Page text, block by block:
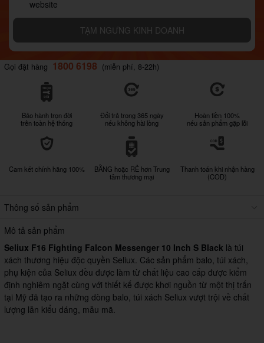
website
TẠM NGƯNG KINH DOANH
Gọi đặt hàng 1800 6198 (miễn phí, 8-22h)
Bảo hành trọn đời
trên toàn hệ thống
Đổi trả trong 365 ngày
nếu không hài lòng
Hoàn tiền 100%
nếu sản phẩm gặp lỗi
Cam kết chính hãng 100%
BẰNG hoặc RẺ hơn Trung
tâm thương mại
Thanh toán khi nhận hàng
(COD)
Thông số sản phẩm
Mô tả sản phẩm
Seliux F16 Fighting Falcon Messenger 10 Inch S Black là túi
xách thương hiệu độc quyền Seliux. Các sản phẩm balo, túi xách,
phụ kiện của Seliux đều được làm từ chất liệu cao cấp được kiểm
định nghiêm ngặt cùng với thiết kế được khơi nguồn từ một thị trấn
tại Mỹ đã tạo ra những dòng balo, túi xách Seliux vượt trội về chất
lượng lẫn kiểu dáng, mẫu mã.